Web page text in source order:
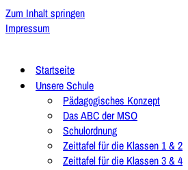
Zum Inhalt springen
Impressum
Startseite
Unsere Schule
Pädagogisches Konzept
Das ABC der MSO
Schulordnung
Zeittafel für die Klassen 1 & 2
Zeittafel für die Klassen 3 & 4